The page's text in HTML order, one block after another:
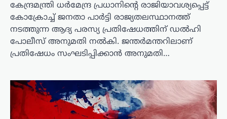
കേന്ദ്രമന്ത്രി ധർമേന്ദ്ര പ്രധാനിന്റെ രാജിയാവശ്യപ്പെട്ട്
കോക്രോച്ച് ജനതാ പാർട്ടി രാജ്യതലസ്ഥാനത്ത്
നടത്തുന്ന ആദ്യ പരസ്യ പ്രതിഷേധത്തിന് ഡൽഹി
പോലീസ് അനുമതി നൽകി. ജന്തർമന്തറിലാണ്
പ്രതിഷേധം സംഘടിപ്പിക്കാൻ അനുമതി…